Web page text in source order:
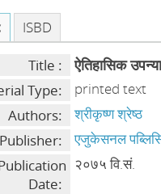
ISBD
Title : ऐतिहासिक
Type:
printed text
Authors:
श्रीकृष्ण श्रेष्ठ
Publisher:
एजुकेसनल
Date:
२०७५ वि.सं.